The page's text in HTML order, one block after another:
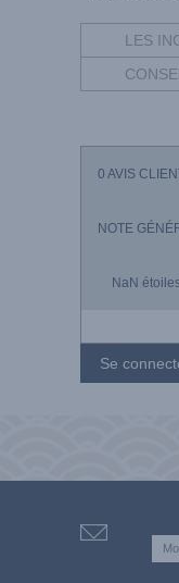
LES
0 AVIS
NOTE
NaN
Se